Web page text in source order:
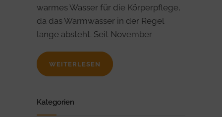
warmes Wasser für die Körperpflege,
da das Warmwasser in der Regel
lange absteht. Seit November
WEITERLESEN
Kategorien